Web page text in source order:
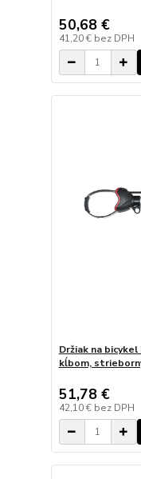
50,68 €
41,20 € bez DPH
Držiak na
kĺbom,
51,78 €
42,10 € bez DPH